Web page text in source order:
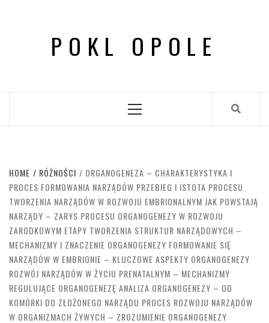
POKL OPOLE
Menu
HOME RÓŻNOŚCI
ORGANOGENEZA – CHARAKTERYSTYKA I
PROCES FORMOWANIA NARZĄDÓW PRZEBIEG I ISTOTA PROCESU
TWORZENIA NARZĄDÓW W ROZWOJU EMBRIONALNYM JAK POWSTAJĄ
NARZĄDY – ZARYS PROCESU ORGANOGENEZY W ROZWOJU
ZARODKOWYM ETAPY TWORZENIA STRUKTUR NARZĄDOWYCH –
MECHANIZMY I ZNACZENIE ORGANOGENEZY FORMOWANIE SIĘ
NARZĄDÓW W EMBRIONIE – KLUCZOWE ASPEKTY ORGANOGENEZY
ROZWÓJ NARZĄDÓW W ŻYCIU PRENATALNYM – MECHANIZMY
REGULUJĄCE ORGANOGENEZĘ ANALIZA ORGANOGENEZY – OD
KOMÓRKI DO ZŁOŻONEGO NARZĄDU PROCES ROZWOJU NARZĄDÓW
W ORGANIZMACH ŻYWYCH – ZROZUMIENIE ORGANOGENEZY